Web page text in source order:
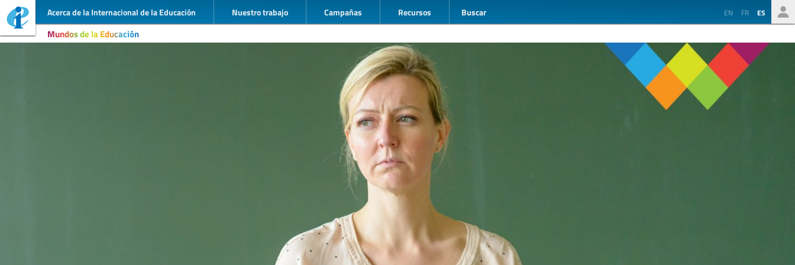
Acerca de la Internacional de la Educación Nuestro trabajo Campañas Recursos Buscar EN FR ES
Mundos de la Educación